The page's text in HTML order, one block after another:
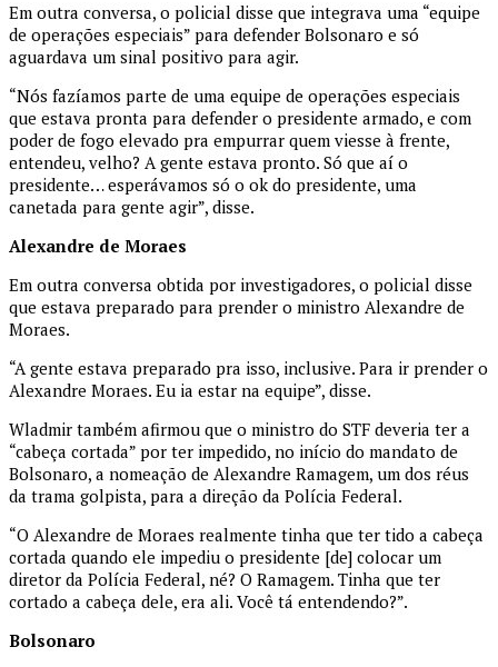
Em outra conversa, o policial disse que integrava uma “equipe
de operações especiais” para defender Bolsonaro e só
aguardava um sinal positivo para agir.
“Nós fazíamos parte de uma equipe de operações especiais
que estava pronta para defender o presidente armado, e com
poder de fogo elevado pra empurrar quem viesse à frente,
entendeu, velho? A gente estava pronto. Só que aí o
presidente… esperávamos só o ok do presidente, uma
canetada para gente agir”, disse.
Alexandre de Moraes
Em outra conversa obtida por investigadores, o policial disse
que estava preparado para prender o ministro Alexandre de
Moraes.
“A gente estava preparado pra isso, inclusive. Para ir prender o
Alexandre Moraes. Eu ia estar na equipe”, disse.
Wladmir também afirmou que o ministro do STF deveria ter a
“cabeça cortada” por ter impedido, no início do mandato de
Bolsonaro, a nomeação de Alexandre Ramagem, um dos réus
da trama golpista, para a direção da Polícia Federal.
“O Alexandre de Moraes realmente tinha que ter tido a cabeça
cortada quando ele impediu o presidente [de] colocar um
diretor da Polícia Federal, né? O Ramagem. Tinha que ter
cortado a cabeça dele, era ali. Você tá entendendo?”.
Bolsonaro